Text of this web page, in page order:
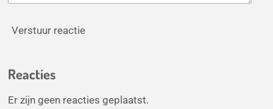
Verstuur reactie
Reacties
Er zijn geen reacties geplaatst.